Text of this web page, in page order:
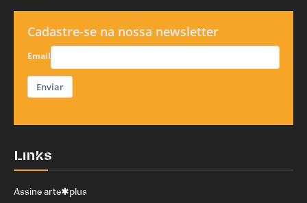
Cadastre-se na nossa newsletter
Email
Enviar
Links
Assine arte✱plus